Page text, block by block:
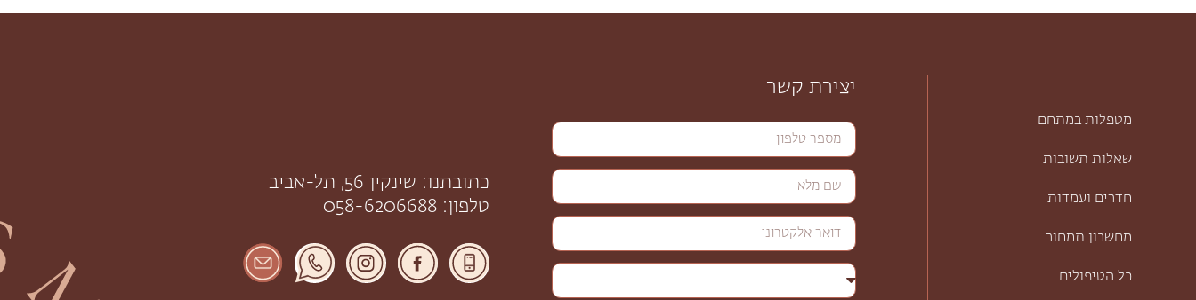
מטפלות במתחם
שאלות תשובות
חדרים ועמדות
מחשבון תמחור
כל הטיפולים
יצירת קשר
כתובתנו: שינקין 56, תל-אביב
טלפון: 058-6206688